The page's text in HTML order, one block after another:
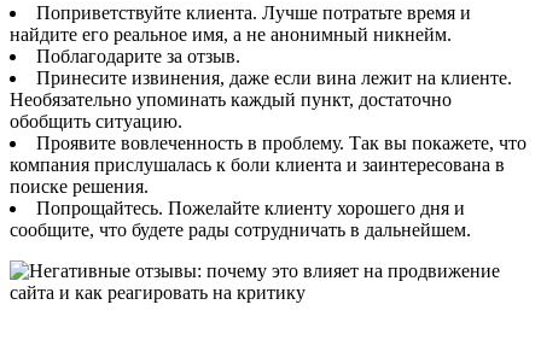
Поприветствуйте клиента. Лучше потратьте время и
найдите его реальное имя, а не анонимный никнейм.
Поблагодарите за отзыв.
Принесите извинения, даже если вина лежит на клиенте.
Необязательно упоминать каждый пункт, достаточно
обобщить ситуацию.
Проявите вовлеченность в проблему. Так вы покажете, что
компания прислушалась к боли клиента и заинтересована в
поиске решения.
Попрощайтесь. Пожелайте клиенту хорошего дня и
сообщите, что будете рады сотрудничать в дальнейшем.